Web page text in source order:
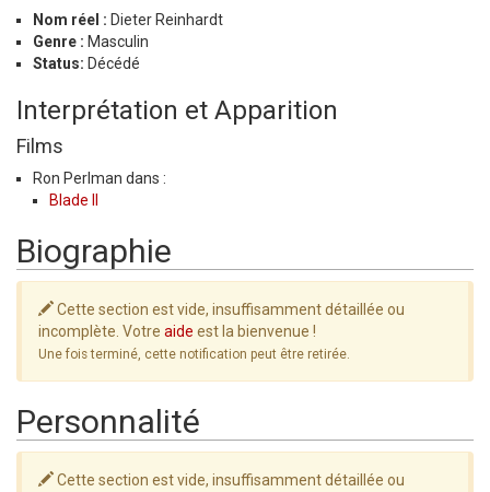
Nom réel : Dieter Reinhardt
Genre : Masculin
Status: Décédé
Interprétation et Apparition
Films
Ron Perlman dans :
Blade II
Biographie
Cette section est vide, insuffisamment détaillée ou
incomplète. Votre aide est la bienvenue !
Une fois terminé, cette notification peut être retirée.
Personnalité
Cette section est vide, insuffisamment détaillée ou